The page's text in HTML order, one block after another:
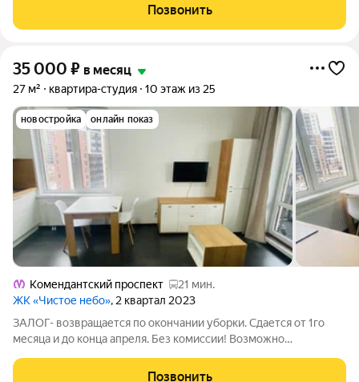
оплачивается дополнительно! Оснащена всем необходимым
для полноценного проживания как на короткий
Позвонить
35 000 ₽ в месяц
27 м² квартира-студия 10 этаж из 25
новостройка онлайн показ
Комендантский проспект
21 мин.
ЖК «Чистое небо», 2 квартал 2023
ЗАЛОГ- возвращается по окончании уборки. Сдается от 1го
месяца и до конца апреля. Без комиссии! Возможно
оплачивается дополнительно +20% Оснащена всем
Позвонить